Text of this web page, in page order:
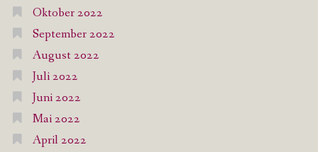
Oktober 2022
September 2022
August 2022
Juli 2022
Juni 2022
Mai 2022
April 2022